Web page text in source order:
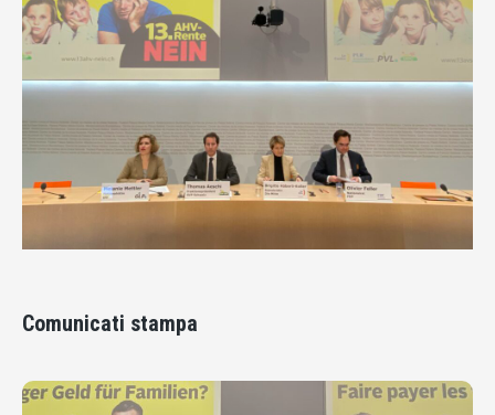
Comunicati stampa